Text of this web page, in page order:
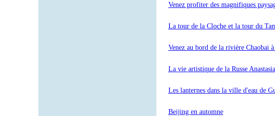
Venez profiter des magnifiques
La tour de la Cloche et la tour du
Venez au bord de la rivière Chaobai
La vie artistique de la Russe
Les lanternes dans la ville d'eau de
Beijing en automne